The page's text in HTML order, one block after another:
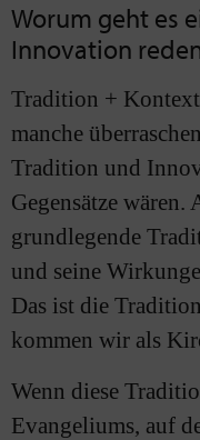
Worum geht es
Innovation
Tradition +
manche
Tradition und
Gegensätze wären.
grundlegende
und seine
Das ist die
kommen wir als
Wenn diese
Evangeliums, auf